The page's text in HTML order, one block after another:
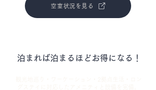
空室状況を見る
泊まれば泊まるほどお得になる！